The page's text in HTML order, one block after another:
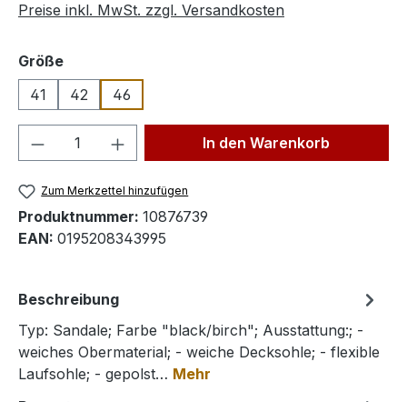
Preise inkl. MwSt. zzgl. Versandkosten
Größeauswählen
41
42 46
Produkt Anzahl: Gib denIn den Warenkorb
Zum Merkzettel hinzufügen
Produktnummer: 10876739
EAN: 0195208343995
Beschreibung
Typ: Sandale; Farbe "black/birch"; Ausstattung:; -
weiches Obermaterial; - weiche Decksohle; - flexible
Laufsohle; - gepolst… Mehr